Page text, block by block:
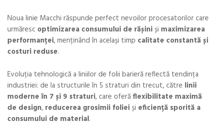
Noua linie Macchi răspunde perfect nevoilor procesatorilor care
urmăresc optimizarea consumului de rășini și maximizarea
performanței, menținând în același timp calitate constantă și
costuri reduse.
Evoluția tehnologică a liniilor de folii barieră reflectă tendința
industriei: de la structurile în 5 straturi din trecut, către linii
moderne în 7 și 9 straturi, care oferăflexibilitate maximă
de design, reducerea grosimii foliei și eficiență sporită a
consumului de material.